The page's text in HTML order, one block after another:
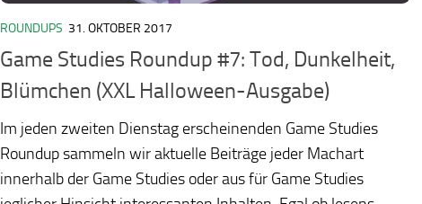
ROUNDUPS 31. OKTOBER 2017
Game Studies Roundup #7: Tod, Dunkelheit,
Blümchen (XXL Halloween-Ausgabe)
Im jeden zweiten Dienstag erscheinenden Game Studies
Roundup sammeln wir aktuelle Beiträge jeder Machart
innerhalb der Game Studies oder aus für Game Studies